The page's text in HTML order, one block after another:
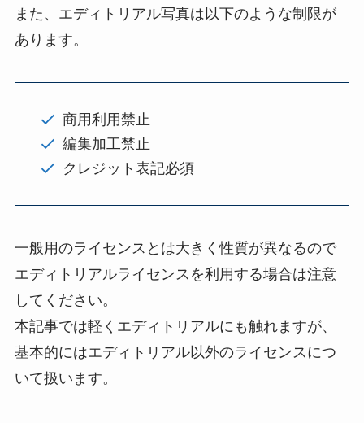
また、エディトリアル写真は以下のような制限が
あります。
商用利用禁止
編集加工禁止
クレジット表記必須
一般用のライセンスとは大きく性質が異なるので
エディトリアルライセンスを利用する場合は注意
してください。
本記事では軽くエディトリアルにも触れますが、
基本的にはエディトリアル以外のライセンスにつ
いて扱います。